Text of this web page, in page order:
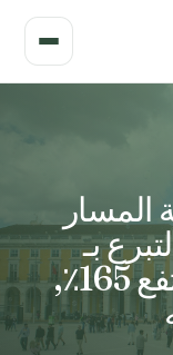
المسار
التبرع بـ
250 ألف يورو الذي ارتفع 165٪,